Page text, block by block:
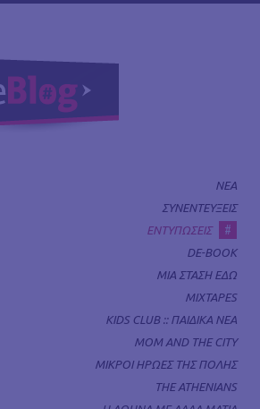
ΝΕΑ
ΣΥΝΕΝΤΕΥΞΕΙΣ
ΕΝΤΥΠΩΣΕΙΣ
#
DE-BOOK
ΜΙΑ ΣΤΑΣΗ ΕΔΩ
MIXTAPES
KIDS CLUB :: ΠΑΙΔΙΚΑ ΝΕΑ
MOM AND THE CITY
ΜΙΚΡΟΙ ΗΡΩΕΣ ΤΗΣ ΠΟΛΗΣ
THE ATHENIANS